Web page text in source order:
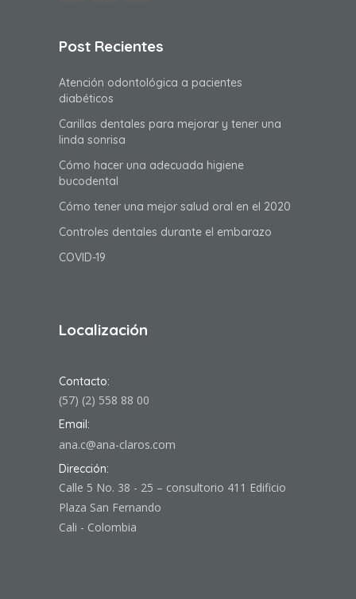
Post Recientes
Atención odontológica a pacientes
diabéticos
Carillas dentales para mejorar y tener una
linda sonrisa
Cómo hacer una adecuada higiene
bucodental
Cómo tener una mejor salud oral en el 2020
Controles dentales durante el embarazo
COVID-19
Localización
Contacto:
(57) (2) 558 88 00
Email:
ana.c@ana-claros.com
Dirección:
Calle 5 No. 38 - 25 – consultorio 411 Edificio
Plaza San Fernando
Cali - Colombia